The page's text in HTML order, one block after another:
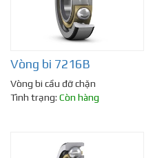
Vòng bi 7216B
Vòng bi cầu đỡ chặn
Tình trạng: Còn hàng